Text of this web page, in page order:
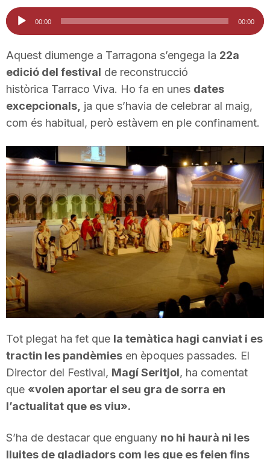
u
t
a
t
d
T
r
a
Reproductor
d'àudio
00:00 00:00
Aquest diumenge a Tarragona s’engega la 22a
edició del festival de reconstrucció
històrica Tarraco Viva. Ho fa en unes dates
excepcionals, ja que s’havia de celebrar al maig,
com és habitual, però estàvem en ple confinament.
Tot plegat ha fet que la temàtica hagi canviat i es
tractin les pandèmies en èpoques passades. El
Director del Festival, Magí Seritjol, ha comentat
que «volen aportar el seu gra de sorra en
l’actualitat que es viu».
S’ha de destacar que enguany no hi haurà ni les
lluites de gladiadors com les que es feien fins